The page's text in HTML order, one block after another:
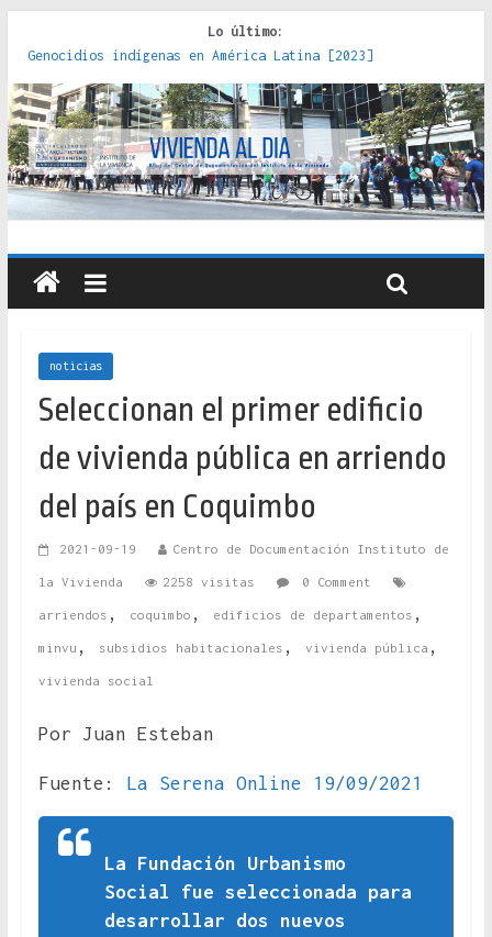
Lo último:
Genocidios indígenas en América Latina [2023]
Estudios sobre la espacialización de los Estados :
políticas, prácticas y representaciones [2022]
Donde el pedernal choca con el acero : hacia una teoría
crítica de las fronteras latinoamericanas [2020]
Criterios técnicos para una vivienda adecuada [2019]
Red de consultorios de la Caja del Seguro Obrero en
Santiago : un patrimonio emblemático [2014]
noticias
Seleccionan el primer edificio
de vivienda pública en arriendo
del país en Coquimbo
2021-09-19 Centro de Documentación Instituto de
la Vivienda 2258 visitas 0 Comment
arriendos , coquimbo , edificios de departamentos ,
minvu , subsidios habitacionales , vivienda pública ,
vivienda social
Por Juan Esteban
Fuente: La Serena Online 19/09/2021
La Fundación Urbanismo
Social fue seleccionada para
desarrollar dos nuevos